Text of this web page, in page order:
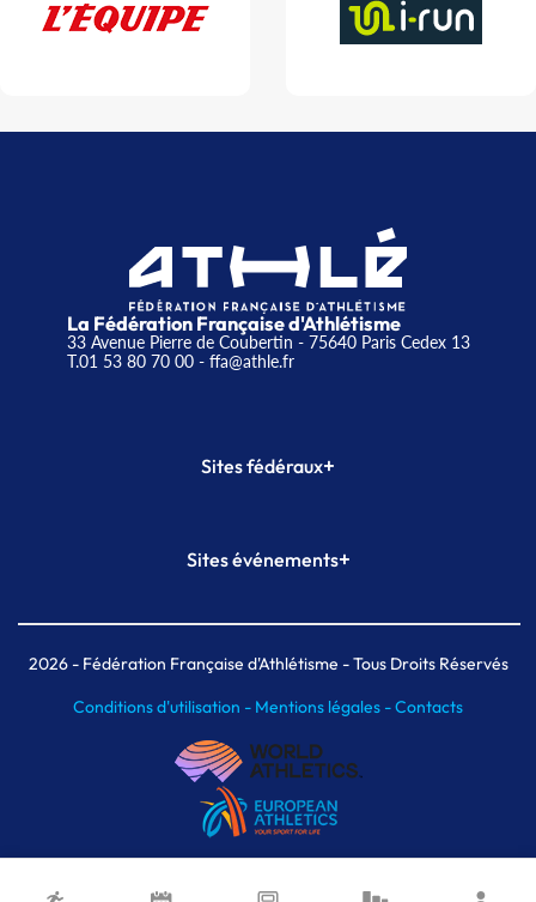
La Fédération Française d'Athlétisme
33 Avenue Pierre de Coubertin - 75640 Paris Cedex 13
T.01 53 80 70 00- ffa@athle.fr
Sites fédéraux+
Plateforme Formation
Sites événements+
Meeting de Paris indoor
MAIF Ekiden de Paris
2026- Fédération Française d'Athlétisme - Tous Droits Réservés
Conditions d'utilisation - Mentions légales -Contacts